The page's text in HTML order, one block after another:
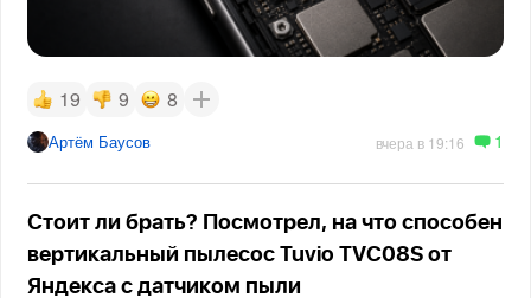
19 9 8
Артём Баусов вчера в 19:16 1
Стоит ли брать? Посмотрел, на что способен
вертикальный пылесос Tuvio TVC08S от
Яндекса с датчиком пыли